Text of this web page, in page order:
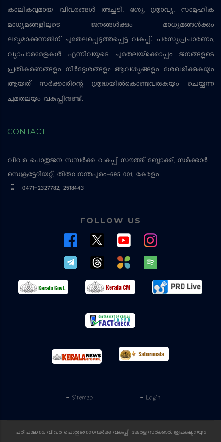
കാലികവുമായ വിവരങ്ങള്‍ അച്ചടി, ദൃശ്യ, ശ്രാവ്യ, സാമൂഹിക
മാധ്യമങ്ങളിലൂടെ ജനങ്ങള്‍ക്കും മാധ്യമങ്ങള്‍ക്കും
ലഭ്യമാക്കുന്നതിന് ചുമതലപ്പെടുത്തപ്പെട്ട വകുപ്പ്. പരസ്യപ്രചാരണം,
വ്യാപാരമേളകള്‍ എന്നിവയുടെ ചുമതലയ്‌ക്കൊപ്പം ജനങ്ങളുടെ
പ്രതികരണങ്ങളും നിര്‍ദ്ദേശങ്ങളും ആവശ്യങ്ങളും ശേഖരിക്കുകയും
ആയത് സര്‍ക്കാരിന്റെ ശ്രദ്ധയില്‍കൊണ്ടുവരുകയും ചെയ്യുന്ന
ചുമതലയും വകുപ്പിനുണ്ട്.
CONTACT
വിവര പൊതുജന സമ്പര്‍ക്ക വകുപ്പ് സൗത്ത് ബ്ലോക്ക്, സര്‍ക്കാര്‍
സെക്രട്ടേറിയറ്റ്, തിരുവനന്തപുരം-695 001, കേരളം
0471-2327782, 2518443
FOLLOW US
- Login
- Sitemap
പരിപാലനം: വിവര പൊതുജനസമ്പര്‍ക്ക വകുപ്പ്, കേരള സര്‍ക്കാര്‍. രൂപകല്പനയും